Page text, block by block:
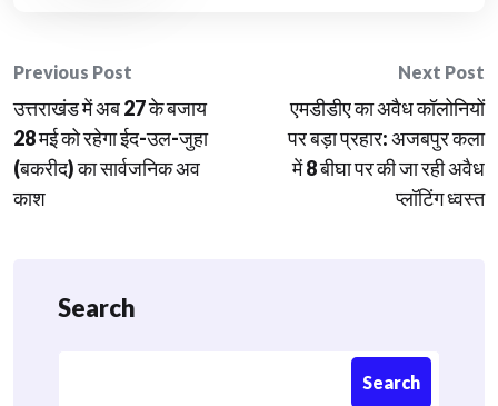
Post
navigation
Previous Post
उत्तराखंड में अब 27 के बजाय
28 मई को रहेगा ईद-उल-जुहा
(बकरीद) का सार्वजनिक अव
काश
Next Post
एमडीडीए का अवैध कॉलोनियों
पर बड़ा प्रहार: अजबपुर कला
में 8 बीघा पर की जा रही अवैध
प्लॉटिंग ध्वस्त
Search
Search